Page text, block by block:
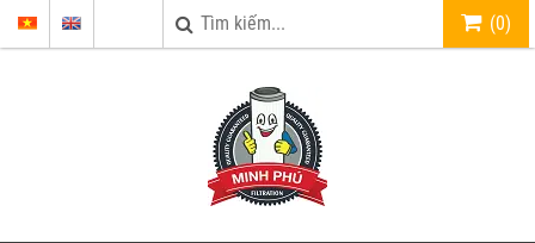
(0)